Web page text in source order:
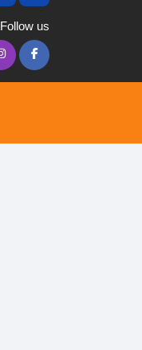
Follow us